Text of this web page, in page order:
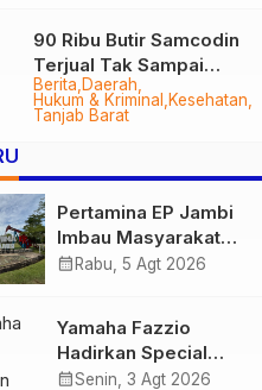
2028
Berita Daerah
Hukum & Kriminal
Kesehatan
Tanjab Barat
90 Ribu Butir Samcodin
Terjual Tak Sampai
Setahun, Indra Safari
Desak Audit Menyeluruh
Pertamina EP Jambi
Imbau Masyarakat
Tidak Beraktivitas di
Bersama
calendar_month Rabu, 5 Agt 2026
Yamaha Fazzio
Hadirkan Special
Edition Sunset Blue,
calendar_monthSenin, 3 Agt 2026